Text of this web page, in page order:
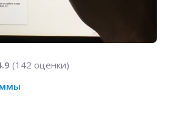
(142 оценки)